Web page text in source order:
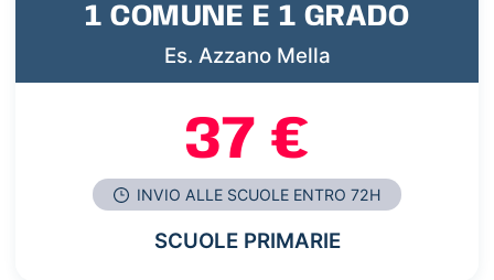
1 COMUNE E 1 GRADO
Es. Azzano Mella
37 €
INVIO ALLE SCUOLE ENTRO 72H
SCUOLE PRIMARIE